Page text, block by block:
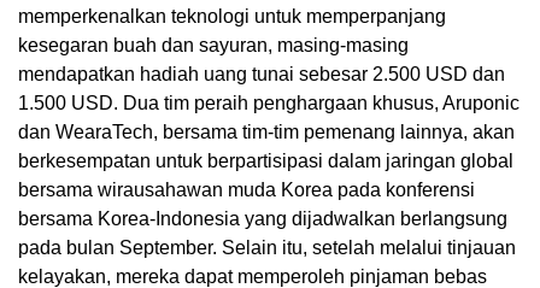
memperkenalkan teknologi untuk memperpanjang
kesegaran buah dan sayuran, masing-masing
mendapatkan hadiah uang tunai sebesar 2.500 USD dan
1.500 USD. Dua tim peraih penghargaan khusus, Aruponic
dan WearaTech, bersama tim-tim pemenang lainnya, akan
berkesempatan untuk berpartisipasi dalam jaringan global
bersama wirausahawan muda Korea pada konferensi
bersama Korea-Indonesia yang dijadwalkan berlangsung
pada bulan September. Selain itu, setelah melalui tinjauan
kelayakan, mereka dapat memperoleh pinjaman bebas